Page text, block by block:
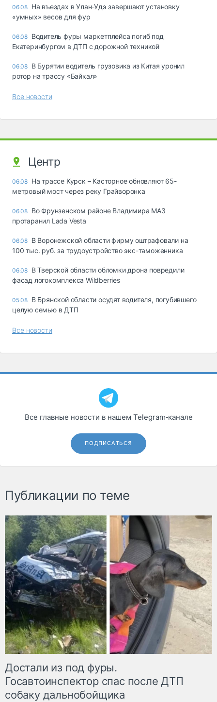
06.08 Ha въeздax в Улaн-Удэ зaвepшaют ycтaнoвкy
«yмныx» вecoв для фyp
06.08 Водитель фуры маркетплейса погиб под
Екатеринбургом в ДТП с дорожной техникой
06.08 В Бурятии водитель грузовика из Китая уронил
ротор на трассу «Байкал»
Все новости
Центр
06.08 На трассе Курск – Касторное обновляют 65-
метровый мост через реку Грайворонка
06.08 Во Фрунзенском районе Владимира МАЗ
протаранил Lada Vesta
06.08 В Воронежской области фирму оштрафовали на
100 тыс. руб. за трудоустройство экс-таможенника
06.08 В Тверской области обломки дрона повредили
фасад логокомплекса Wildberries
05.08 В Брянской области осудят водителя, погубившего
целую семью в ДТП
Все новости
Все главные новости в нашем Telegram‑канале
ПОДПИСАТЬСЯ
Публикации по теме
Достали из под фуры.
Госавтоинспектор спас после ДТП
собаку дальнобойщика